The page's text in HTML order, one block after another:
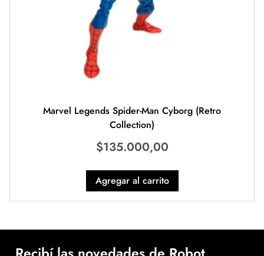
Marvel Legends Spider-Man Cyborg (Retro
Collection)
$135.000,00
Agregar al carrito